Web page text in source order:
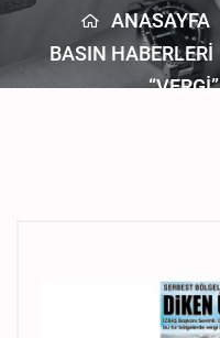
ANASAYFA
BASIN HABERLERI